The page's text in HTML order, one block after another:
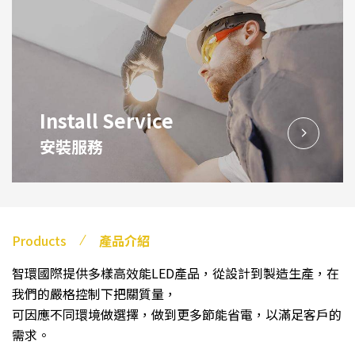
Install Service
安裝服務
Products
產品介紹
智環國際提供多樣高效能LED產品，從設計到製造生產，在
我們的嚴格控制下把關質量，
可因應不同環境做選擇，做到更多節能省電，以滿足客戶的
需求。